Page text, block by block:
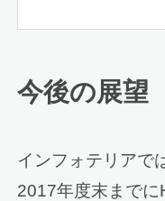
今後の展望
インフォテリアで
2017年度末までに